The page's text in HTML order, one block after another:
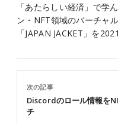
「あたらしい経済」で学
ン・NFT領域のバーチャ
「JAPAN JACKET」を
次の記事
Discordのロール情報を
チ